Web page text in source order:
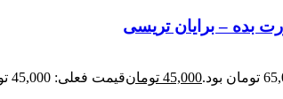
بده – برایان تریسی
45,000 تومانقیمت فعلی: 45,000 تومان.